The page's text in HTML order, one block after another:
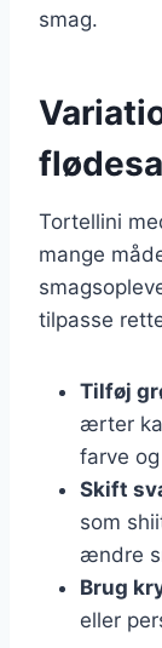
smag.
Tortellini
mange
tilpasse
Tilføj
ærter
farve
Skift
som
ændre
Brug
eller